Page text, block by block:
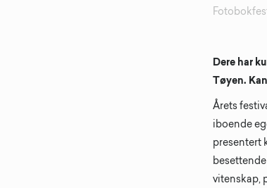
Dere har
Tøyen.
Årets
iboende
presentert
vitenskap,